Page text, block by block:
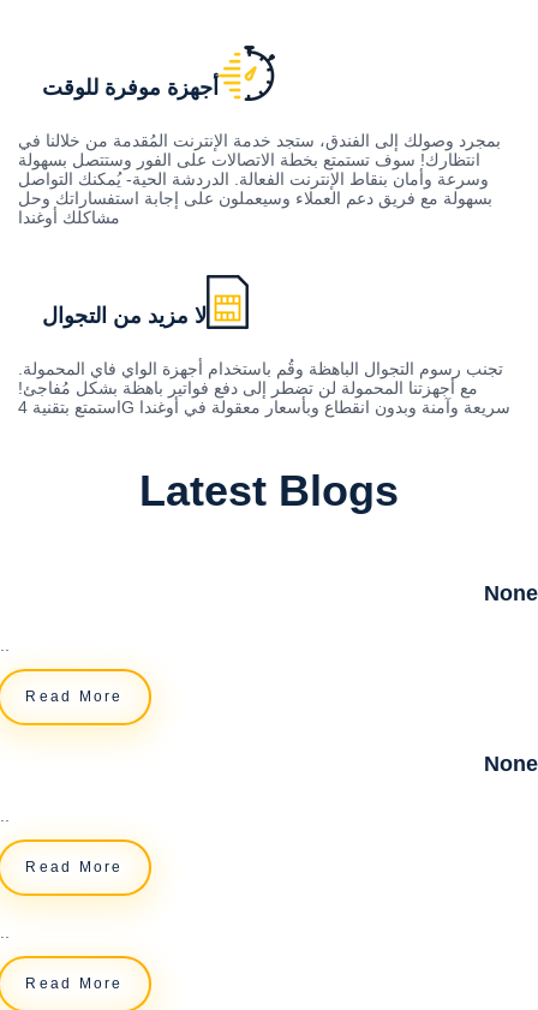
أجهزة موفرة للوقت
بمجرد وصولك إلى الفندق، ستجد خدمة الإنترنت المُقدمة من خلالنا في
انتظارك! سوف تستمتع بخطة الاتصالات على الفور وستتصل بسهولة
وسرعة وأمان بنقاط الإنترنت الفعالة. الدردشة الحية- يُمكنك التواصل
بسهولة مع فريق دعم العملاء وسيعملون على إجابة استفساراتك وحل
مشاكلك أوغندا
لا مزيد من التجوال
تجنب رسوم التجوال الباهظة وقُم باستخدام أجهزة الواي فاي المحمولة.
مع أجهزتنا المحمولة لن تضطر إلى دفع فواتير باهظة بشكل مُفاجئ!
استمتع بتقنية 4G سريعة وآمنة وبدون انقطاع وبأسعار معقولة في أوغندا
Latest Blogs
None
Read More
None
Read More
Read More